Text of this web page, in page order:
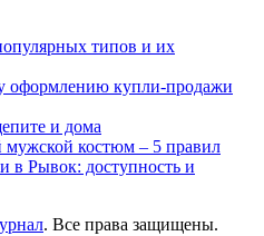
типов и их
оформлению купли-продажи
и дома
мужской костюм – 5 правил
в Рывок: доступность и
. Все права защищены.